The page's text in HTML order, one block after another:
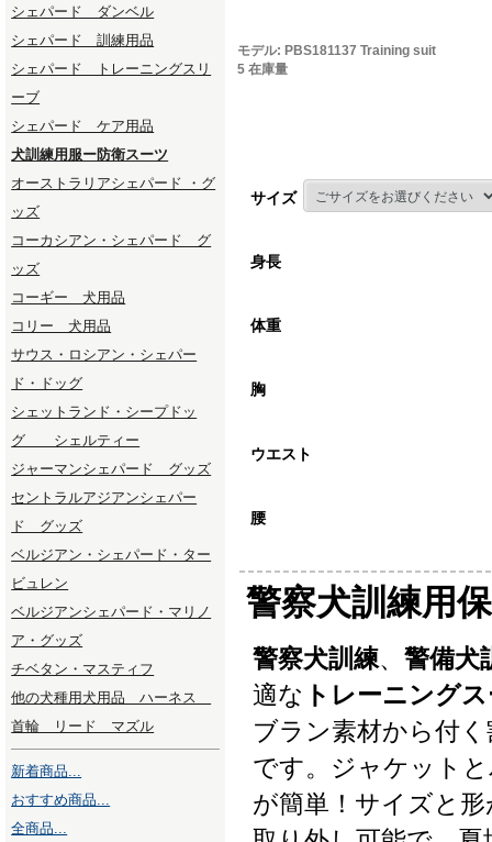
シェパード ダンベル
シェパード 訓練用品
シェパード トレーニングスリ
ーブ
シェパード ケア用品
犬訓練用服ー防衛スーツ
オーストラリアシェパード ・グ
ッズ
コーカシアン・シェパード グ
ッズ
コーギー 犬用品
コリー 犬用品
サウス・ロシアン・シェパー
ド・ドッグ
シェットランド・シープドッ
グ シェルティー
ジャーマンシェパード グッズ
セントラルアジアンシェパー
ド グッズ
ベルジアン・シェパード・ター
ビュレン
ベルジアンシェパード・マリノ
ア・グッズ
チベタン・マスティフ
他の犬種用犬用品 ハーネス
首輪 リード マズル
新着商品...
おすすめ商品...
全商品...
モデル: PBS181137 Training suit
5 在庫量
サイズ
身長
体重
胸
ウエスト
腰
警察犬訓練用
警察犬訓練、 警備犬
適な トレーニング
ブラン素材から付
です。ジャケット
が簡単！サイズと